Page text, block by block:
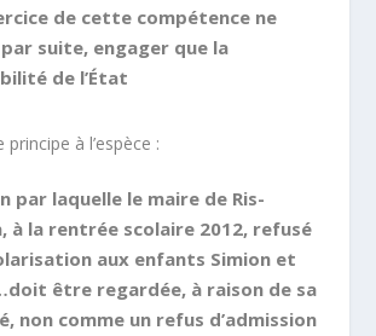
de cette compétence ne
suite, engager que la
de l’État
principe à l’espèce :
par laquelle le maire de Ris-
à la rentrée scolaire 2012, refusé
aux enfants Simion et
être regardée, à raison de sa
non comme un refus d’admission